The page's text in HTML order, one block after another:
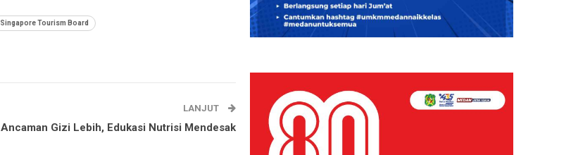
Singapore Tourism Board
LANJUT
Ancaman Gizi Lebih, Edukasi Nutrisi Mendesak